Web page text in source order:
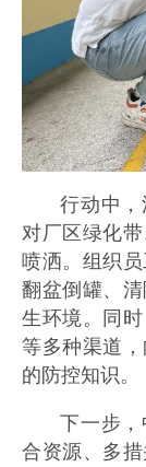
行动中
对厂区绿化
喷洒。组织
翻盆倒罐、
生环境。同
等多种渠道
的防控知识。
下一步
合资源、多